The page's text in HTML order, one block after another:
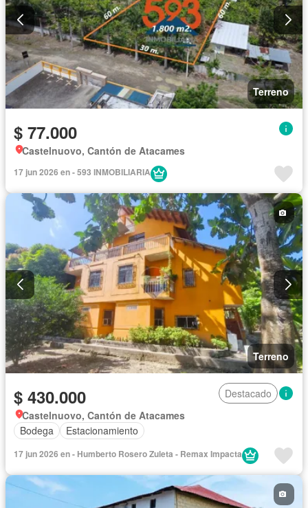
Terreno
$ 77.000
Castelnuovo, Cantón de Atacames
17 jun 2026 en - 593 INMOBILIARIA
Terreno
$ 430.000
Destacado
Castelnuovo, Cantón de Atacames
Bodega
Estacionamiento
17 jun 2026 en - Humberto Rosero Zuleta - Remax Impacta